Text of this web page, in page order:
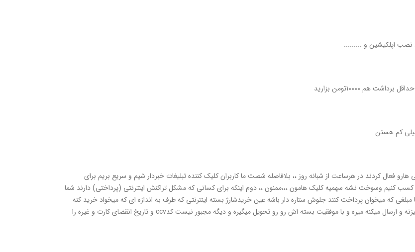
نصب اپلکیشین و .........
۱۰۰۰۰تومن بزارید
فعال کردند در هرساعت از شبانه روز ،، بلافاصله شصت ما کاربران کلیک کننده تبلیغات خبردار شیم و سریع بریم برای
کنیم وسوخت نشه سهمیه کلیک هامون ،،،ممنون ،، دوم اینکه برای کسانی که مشکل تراکنش اینترنتی (پرداختی) دارند شما
مبلغی که میخوان پرداخت کنند جلوش ستاره دار باشه عین خریدشارژ بسته اینترنتی که طرف به اندازه ای که میخواد خرید کنه
جلوی مبلغش ستاره وشماره موبایلش رو وارد میکنه ودر انتهاش مربع میزنه و ارسال میکنه میره و با موفقیت بسته اش رو رو تحویل میگیره و دیگه مجبور نیست کدccv و تاریخ انقضای کارت و غیره را